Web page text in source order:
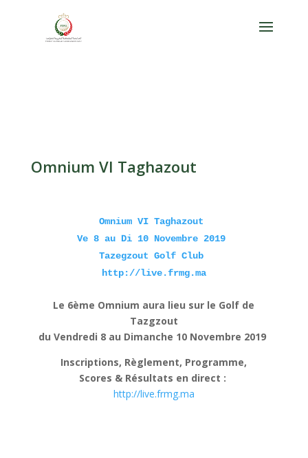
Omnium VI Taghazout
Omnium VI Taghazout
Ve 8 au Di 10 Novembre 2019
Tazegzout Golf Club
http://live.frmg.ma
Le 6ème Omnium aura lieu sur le Golf de
Tazgzout
du Vendredi 8 au Dimanche 10 Novembre 2019
Inscriptions, Règlement, Programme,
Scores & Résultats en direct :
http://live.frmg.ma